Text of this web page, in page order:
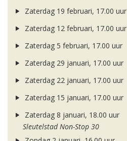
Zaterdag 19 februari, 17.00 uur
Zaterdag 12 februari, 17.00 uur
Zaterdag 5 februari, 17.00 uur
Zaterdag 29 januari, 17.00 uur
Zaterdag 22 januari, 17.00 uur
Zaterdag 15 januari, 17.00 uur
Zaterdag 8 januari, 18.00 uur
Sleutelstad Non-Stop 30